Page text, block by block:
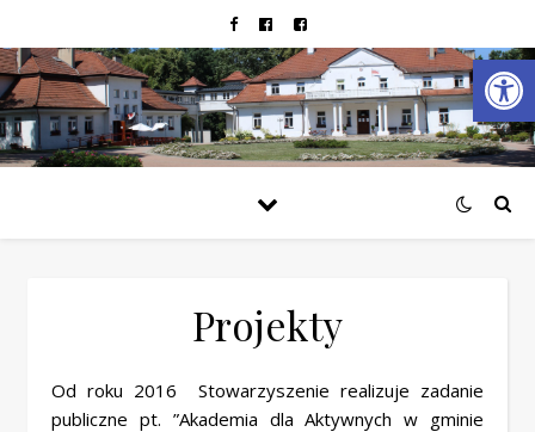
Projekty
Od roku 2016 Stowarzyszenie realizuje zadanie
publiczne pt. ”Akademia dla Aktywnych w gminie